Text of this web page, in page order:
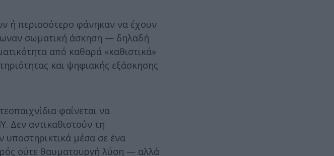
ή περισσότερο φάνηκαν να έχουν
σωματική άσκηση — δηλαδή
από καθαρά «καθιστικά»
και ψηφιακής εξάσκησης
φαίνεται να
Δεν αντικαθιστούν τη
μέσα σε ένα
ούτε θαυματουργή λύση — αλλά